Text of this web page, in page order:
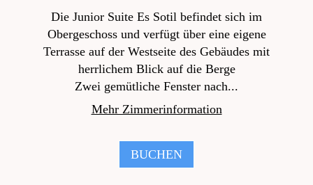
Die Junior Suite Es Sotil befindet sich im
Obergeschoss und verfügt über eine eigene
Terrasse auf der Westseite des Gebäudes mit
herrlichem Blick auf die Berge
Zwei gemütliche Fenster nach...
Mehr Zimmerinformation
BUCHEN